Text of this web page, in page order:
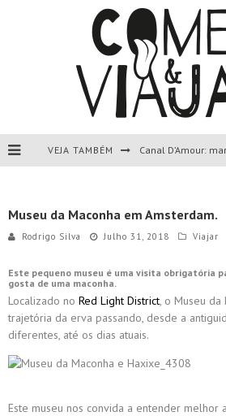
VEJA TAMBÉM
Paleokastritsa,
Museu da Maconha em Amsterdam.
Rodrigo Silva Julho 31, 2018 Viajar
Este pequeno museu é uma visita obrigatória
gosta de uma maconha.
Localizado no Red Light District, o Museu da
trajetória da erva passando, desde a
diferentes, até os dias atuais.
Este museu nos convida a entender melhor